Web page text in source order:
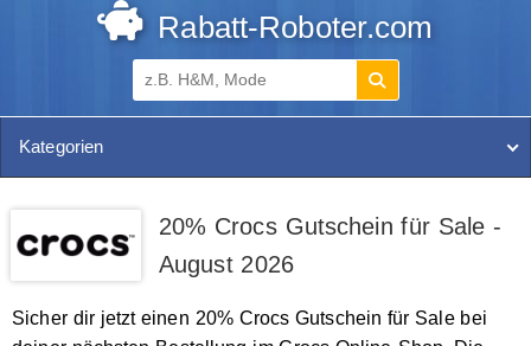
Rabatt-Roboter.com
Kategorien
20% Crocs Gutschein für Sale -
August 2026
Sicher dir jetzt einen 20% Crocs Gutschein für Sale bei